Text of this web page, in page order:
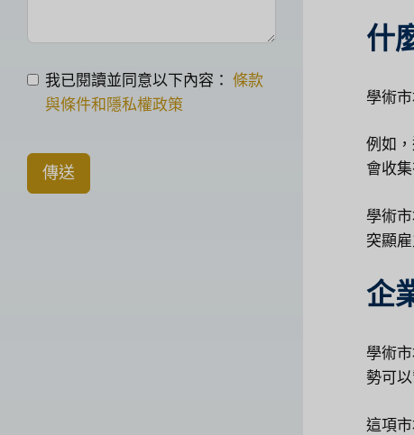
什
學術
例如
會收
學術
突顯
企
學術
勢可
這項
我已閱讀並同意以下內容： 條款
與條件和隱私權政策
傳送